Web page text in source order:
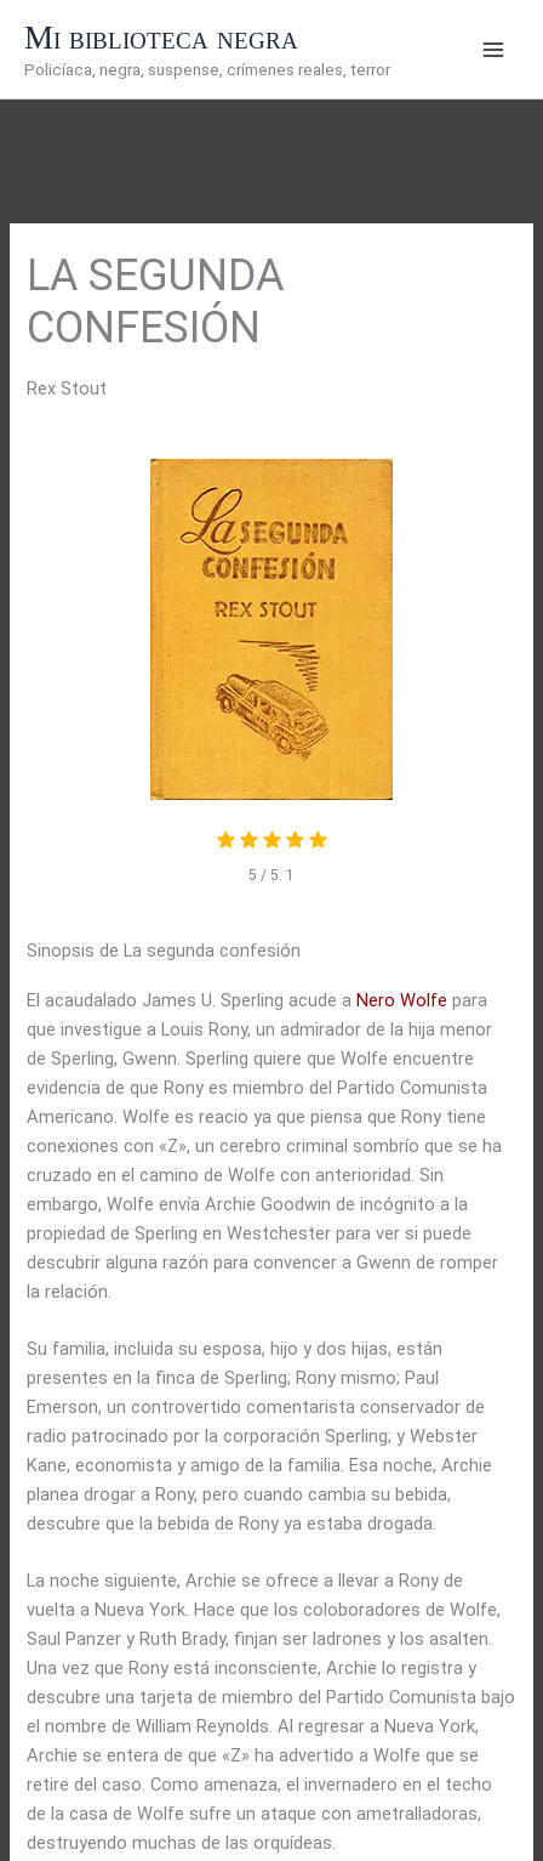
contenido
Mi biblioteca negra
Policíaca, negra, suspense, crímenes reales, terror
LA SEGUNDA
CONFESIÓN
Rex Stout
5 / 5. 1
Sinopsis de La segunda confesión
El acaudalado James U. Sperling acude aNero Wolfe para
que investigue a Louis Rony, un admirador de la hija menor
de Sperling, Gwenn. Sperling quiere que Wolfe encuentre
evidencia de que Rony es miembro del Partido Comunista
Americano. Wolfe es reacio ya que piensa que Rony tiene
conexiones con «Z», un cerebro criminal sombrío que se ha
cruzado en el camino de Wolfe con anterioridad. Sin
embargo, Wolfe envía Archie Goodwin de incógnito a la
propiedad de Sperling en Westchester para ver si puede
descubrir alguna razón para convencer a Gwenn de romper
la relación.
Su familia, incluida su esposa, hijo y dos hijas, están
presentes en la finca de Sperling; Rony mismo; Paul
Emerson, un controvertido comentarista conservador de
radio patrocinado por la corporación Sperling; y Webster
Kane, economista y amigo de la familia. Esa noche, Archie
planea drogar a Rony, pero cuando cambia su bebida,
descubre que la bebida de Rony ya estaba drogada.
La noche siguiente, Archie se ofrece a llevar a Rony de
vuelta a Nueva York. Hace que los coloboradores de Wolfe,
Saul Panzer y Ruth Brady, finjan ser ladrones y los asalten.
Una vez que Rony está inconsciente, Archie lo registra y
descubre una tarjeta de miembro del Partido Comunista bajo
el nombre de William Reynolds. Al regresar a Nueva York,
Archie se entera de que «Z» ha advertido a Wolfe que se
retire del caso. Como amenaza, el invernadero en el techo
de la casa de Wolfe sufre un ataque con ametralladoras,
destruyendo muchas de las orquídeas.